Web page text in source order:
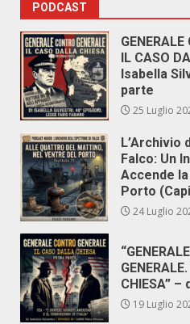
PODCAST
GENERALE
IL CASO
Isabella
parte
25 Luglio
L’Archivio
Falco: Un
Accende
Porto
24 Luglio
CHIESA”
19 Luglio